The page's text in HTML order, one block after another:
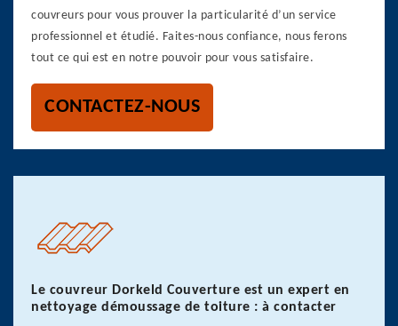
couvreurs pour vous prouver la particularité d’un service
professionnel et étudié. Faites-nous confiance, nous ferons
tout ce qui est en notre pouvoir pour vous satisfaire.
CONTACTEZ-NOUS
Le couvreur Dorkeld Couverture est un expert en
nettoyage démoussage de toiture : à contacter